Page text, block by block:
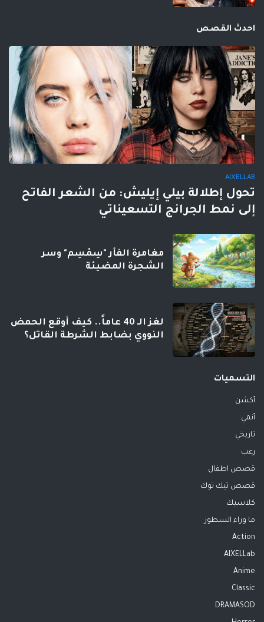
احدث القصص
AIXELLAB
تحول إطلالة بيلي إيليش: من الشعر الفاتح
إلى نمط الجرانج التسعيناتي
مغامرة الفأر "سِمْسِم" وسر
الشجرة المضيئة
لغز الـ 40 عاماً.. كيف أوقع الحمض
النووي بضابط الشرطة القاتل؟
التسميات
أكشن
أنمي
تاريخي
رعب
قصص اطفال
قصص تيك توك
كلاسيك
ما وراء السطور
Action
AIXELLab
Anime
Classic
DRAMASOD